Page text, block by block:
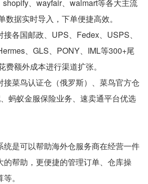
、wayfair、walmart等各大主流
数据实时导入，下单便捷高效。
各国邮政、UPS、Fedex、USPS、
、GLS、PONY、IML等300+尾
费额外成本进行渠道扩张。
接菜鸟认证仓（俄罗斯）、菜鸟官方仓
、蚂蚁金服保险业务、速卖通平台优选
统是可以帮助海外仓服务商在经营一件
的帮助，更便捷的管理订单、仓库操
。